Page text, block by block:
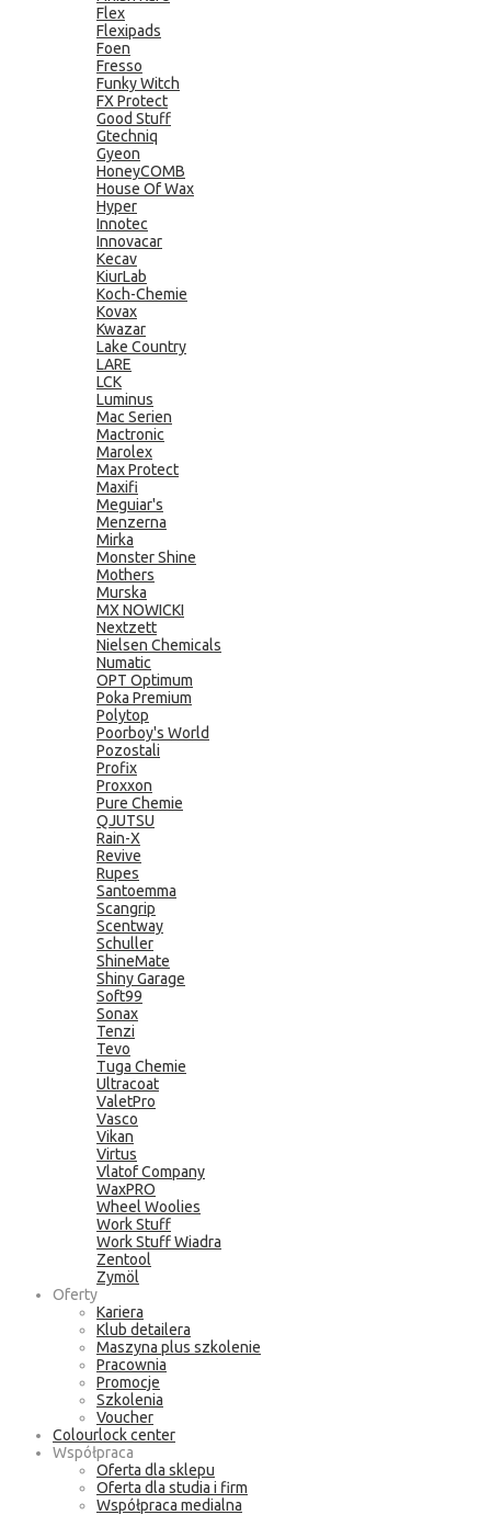
Flex
Flexipads
Foen
Fresso
Funky Witch
FX Protect
Good Stuff
Gtechniq
Gyeon
HoneyCOMB
House Of Wax
Hyper
Innotec
Innovacar
Kecav
KiurLab
Koch-Chemie
Kovax
Kwazar
Lake Country
LARE
LCK
Luminus
Mac Serien
Mactronic
Marolex
Max Protect
Maxifi
Meguiar's
Menzerna
Mirka
Monster Shine
Mothers
Murska
MX NOWICKI
Nextzett
Nielsen Chemicals
Numatic
OPT Optimum
Poka Premium
Polytop
Poorboy's World
Pozostali
Profix
Proxxon
Pure Chemie
QJUTSU
Rain-X
Revive
Rupes
Santoemma
Scangrip
Scentway
Schuller
ShineMate
Shiny Garage
Soft99
Sonax
Tenzi
Tevo
Tuga Chemie
Ultracoat
ValetPro
Vasco
Vikan
Virtus
Vlatof Company
WaxPRO
Wheel Woolies
Work Stuff
Work Stuff Wiadra
Zentool
Zymöl
Oferty
Kariera
Klub detailera
Maszyna plus szkolenie
Pracownia
Promocje
Szkolenia
Voucher
Colourlock center
Współpraca
Oferta dla sklepu
Oferta dla studia i firm
Współpraca medialna